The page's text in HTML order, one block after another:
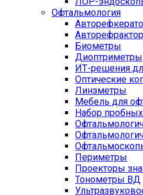
Офтальмология
Биометры
Диоптриметры
ИТ-решения
Оптические
Линзметры
Мебель для
Набор
Периметры
Проекторы
Тонометры ВД